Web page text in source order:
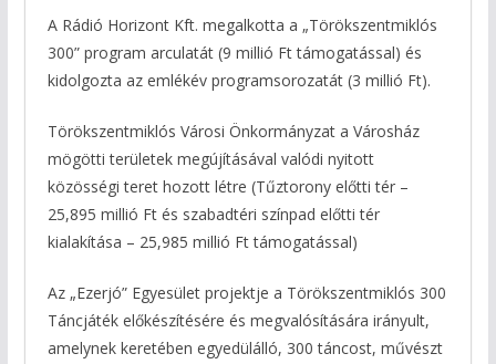
A Rádió Horizont Kft. megalkotta a „Törökszentmiklós
300” program arculatát (9 millió Ft támogatással) és
kidolgozta az emlékév programsorozatát (3 millió Ft).
Törökszentmiklós Városi Önkormányzat a Városház
mögötti területek megújításával valódi nyitott
közösségi teret hozott létre (Tűztorony előtti tér –
25,895 millió Ft és szabadtéri színpad előtti tér
kialakítása – 25,985 millió Ft támogatással)
Az „Ezerjó” Egyesület projektje a Törökszentmiklós 300
Táncjáték előkészítésére és megvalósítására irányult,
amelynek keretében egyedülálló, 300 táncost, művészt